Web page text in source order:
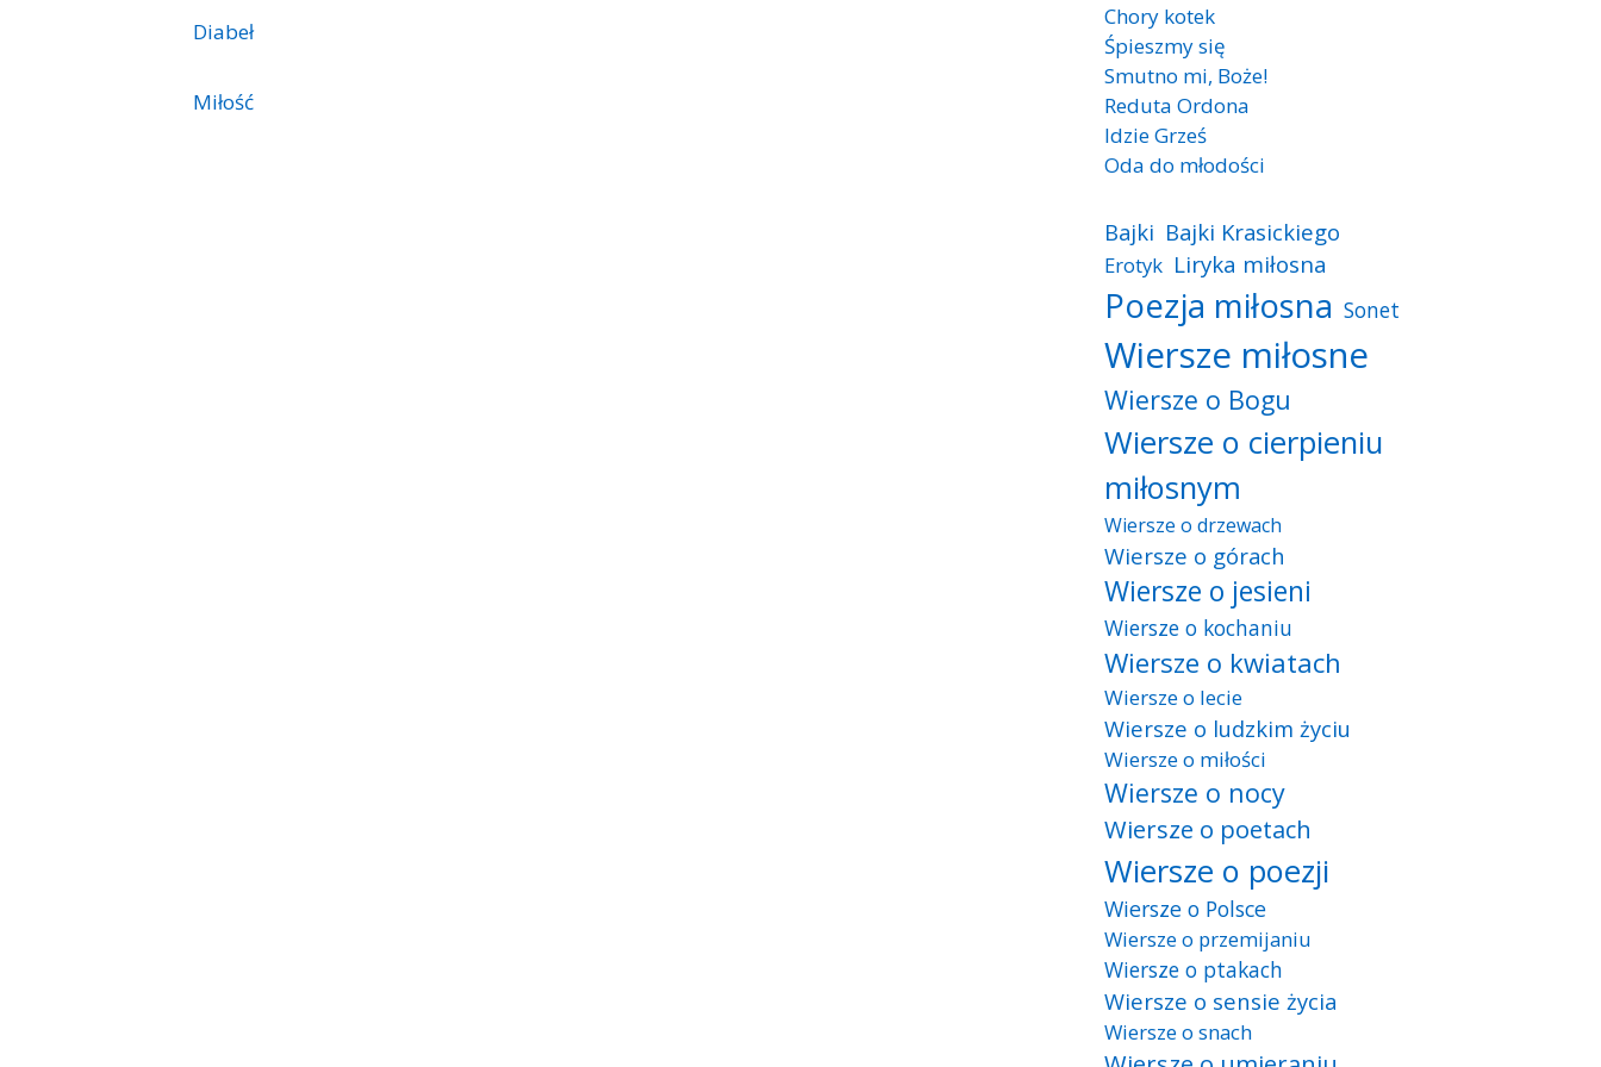
Diabeł
Miłość
Chory kotek
Śpieszmy się
Smutno mi, Boże!
Reduta Ordona
Idzie Grześ
Oda do młodości
Bajki Bajki Krasickiego
Erotyk Liryka miłosna
Poezja miłosna Sonet
Wiersze miłosne
Wiersze o Bogu
Wiersze o cierpieniu
miłosnym
Wiersze o drzewach
Wiersze o górach
Wiersze o jesieni
Wiersze o kochaniu
Wiersze o kwiatach
Wiersze o lecie
Wiersze o ludzkim życiu
Wiersze o miłości
Wiersze o nocy
Wiersze o poetach
Wiersze o poezji
Wiersze o Polsce
Wiersze o przemijaniu
Wiersze o ptakach
Wiersze o sensie życia
Wiersze o snach